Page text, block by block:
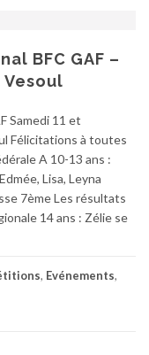
BFC GAF –
Vesoul
Samedi 11 et
Félicitations à toutes
A 10-13 ans :
Lisa, Leyna
7ème Les résultats
14 ans : Zélie se
, Evénements,